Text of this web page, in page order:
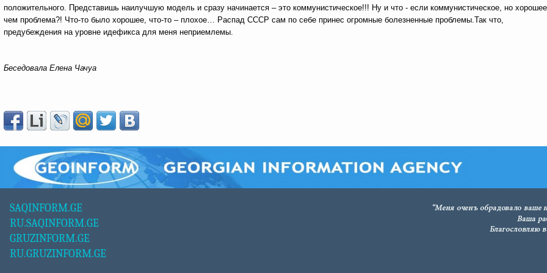
положительного. Представишь наилучшую модель и сразу начинается – это коммунистическое!!! Ну и что - если коммунистическое, но
чем проблема?! Что-то было хорошее, что-то – плохое… Распад СССР сам по себе принес огромные болезненные проблемы.Так что,
предубеждения на уровне идефикса для меня неприемлемы.
Беседовала Елена Чачуа
SAQINFORM.GE
RU.SAQINFORM.GE
GRUZINFORM.GE
RU.GRUZINFORM.GE